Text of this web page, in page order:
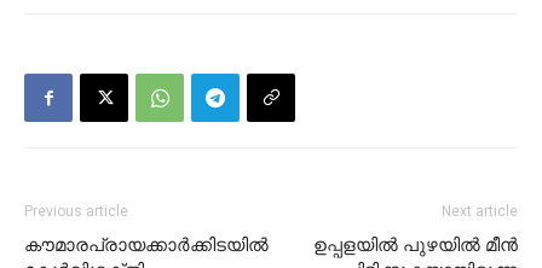
Previous article
കൗമാരപ്രായക്കാര്‍ക്കിടയില്‍
Next article
ഉപ്പളയിൽ പുഴയില്‍ മീന്‍